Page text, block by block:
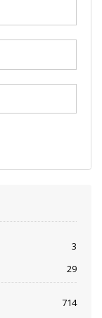
3
29
714